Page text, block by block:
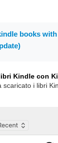
books
Kindle con
scaricato i libri